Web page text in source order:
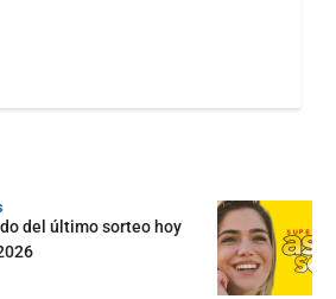
del último sorteo hoy